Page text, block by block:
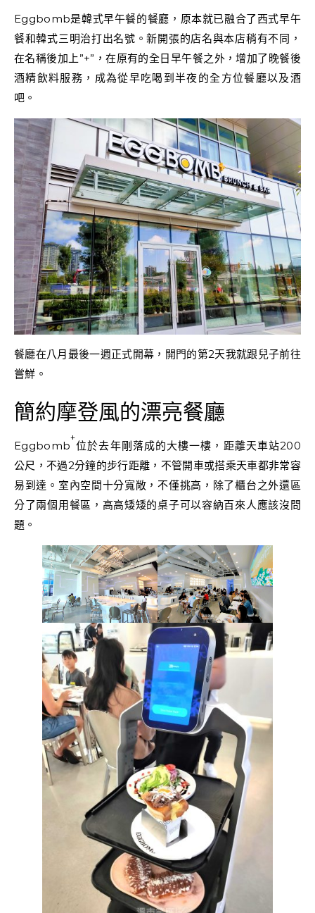
Eggbomb是韓式早午餐的餐廳，原本就已融合了西式早午
餐和韓式三明治打出名號。新開張的店名與本店稍有不同，
在名稱後加上”+”，在原有的全日早午餐之外，增加了晚餐後
酒精飲料服務，成為從早吃喝到半夜的全方位餐廳以及酒
吧。
餐廳在八月最後一週正式開幕，開門的第2天我就跟兒子前往
嘗鮮。
簡約摩登風的漂亮餐廳
Eggbomb
+
位於去年剛落成的大樓一樓，距離天車站200
公尺，不過2分鐘的步行距離，不管開車或搭乘天車都非常容
易到達。室內空間十分寬敞，不僅挑高，除了櫃台之外還區
分了兩個用餐區，高高矮矮的桌子可以容納百來人應該沒問
題。